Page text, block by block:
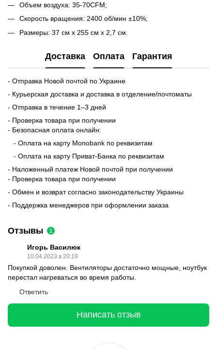
Объем воздуха: 35-70CFM;
Скорость вращения: 2400 об/мин ±10%;
Размеры: 37 см x 255 см x 2,7 см.
Доставка Оплата Гарантия
- Отправка Новой почтой по Украине
- Курьерская доставка и доставка в отделение/почтоматы
- Отправка в течение 1–3 дней
- Проверка товара при получении
- Безопасная оплата онлайн:
- Оплата на карту Monobank по реквизитам
- Оплата на карту Приват-Банка по реквизитам
- Наложенный платеж Новой почтой при получении
- Проверка товара при получении
- Обмен и возврат согласно законодательству Украины
- Поддержка менеджеров при оформлении заказа
Отзывы 1
Игорь Василюк
10.04.2023 в 20:19
Покупкой доволен. Вентиляторы достаточно мощные, ноутбук
перестал нагреваться во время работы.
Ответить
Написать отзыв